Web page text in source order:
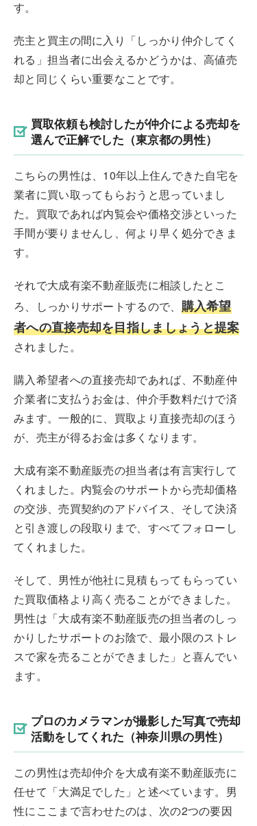
す。
売主と買主の間に入り「しっかり仲介してく
れる」担当者に出会えるかどうかは、高値売
却と同じくらい重要なことです。
買取依頼も検討したが仲介による売却を
選んで正解でした（東京都の男性）
こちらの男性は、10年以上住んできた自宅を
業者に買い取ってもらおうと思っていまし
た。買取であれば内覧会や価格交渉といった
手間が要りませんし、何より早く処分できま
す。
それで大成有楽不動産販売に相談したとこ
ろ、しっかりサポートするので、 購入希望
者への直接売却を目指しましょうと提案
されました。
購入希望者への直接売却であれば、不動産仲
介業者に支払うお金は、仲介手数料だけで済
みます。一般的に、買取より直接売却のほう
が、売主が得るお金は多くなります。
大成有楽不動産販売の担当者は有言実行して
くれました。内覧会のサポートから売却価格
の交渉、売買契約のアドバイス、そして決済
と引き渡しの段取りまで、すべてフォローし
てくれました。
そして、男性が他社に見積もってもらってい
た買取価格より高く売ることができました。
男性は「大成有楽不動産販売の担当者のしっ
かりしたサポートのお陰で、最小限のストレ
スで家を売ることができました」と喜んでい
ます。
プロのカメラマンが撮影した写真で売却
活動をしてくれた（神奈川県の男性）
この男性は売却仲介を大成有楽不動産販売に
任せて「大満足でした」と述べています。男
性にここまで言わせたのは、次の2つの要因